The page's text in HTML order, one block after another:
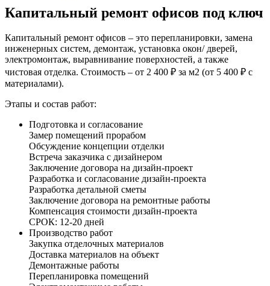
Капитальный ремонт офисов под ключ
Капитальный ремонт офисов – это перепланировки, замена
инженерных систем, демонтаж, установка окон/ дверей,
электромонтаж, выравнивание поверхностей, а также
чистовая отделка. Стоимость – от 2 400 ₽ за м2 (от 5 400 ₽ с
материалами).
Этапы и состав работ:
Подготовка и согласование
Замер помещений прорабом
Обсуждение концепции отделки
Встреча заказчика с дизайнером
Заключение договора на дизайн-проект
Разработка и согласование дизайн-проекта
Разработка детальной сметы
Заключение договора на ремонтные работы
Компенсация стоимости дизайн-проекта
СРОК: 12-20 дней
Производство работ
Закупка отделочных материалов
Доставка материалов на объект
Демонтажные работы
Перепланировка помещений